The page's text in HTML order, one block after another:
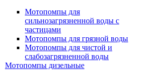
Мотопомпы для
сильнозагрязненной воды с
частицами
Мотопомпы для грязной воды
Мотопомпы для чистой и
слабозагрязненной воды
Мотопомпы дизельные